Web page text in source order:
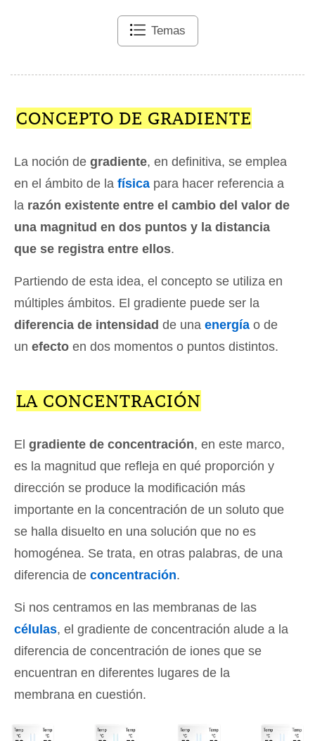
Temas
CONCEPTO DE GRADIENTE
La noción de gradiente, en definitiva, se emplea
en el ámbito de la física para hacer referencia a
la razón existente entre el cambio del valor de
una magnitud en dos puntos y la distancia
que se registra entre ellos.
Partiendo de esta idea, el concepto se utiliza en
múltiples ámbitos. El gradiente puede ser la
diferencia de intensidad de una energía o de
un efecto en dos momentos o puntos distintos.
LA CONCENTRACIÓN
El gradiente de concentración, en este marco,
es la magnitud que refleja en qué proporción y
dirección se produce la modificación más
importante en la concentración de un soluto que
se halla disuelto en una solución que no es
homogénea. Se trata, en otras palabras, de una
diferencia de concentración.
Si nos centramos en las membranas de las
células, el gradiente de concentración alude a la
diferencia de concentración de iones que se
encuentran en diferentes lugares de la
membrana en cuestión.